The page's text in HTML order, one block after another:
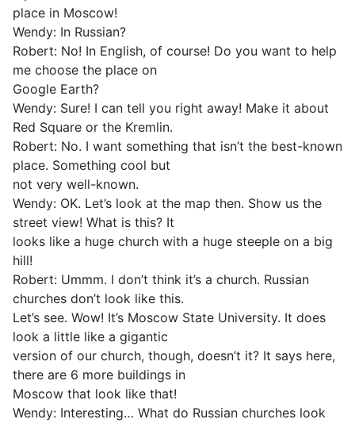
place in Moscow!
Wendy: In Russian?
Robert: No! In English, of course! Do you want to help
me choose the place on
Google Earth?
Wendy: Sure! I can tell you right away! Make it about
Red Square or the Kremlin.
Robert: No. I want something that isn’t the best-known
place. Something cool but
not very well-known.
Wendy: OK. Let’s look at the map then. Show us the
street view! What is this? It
looks like a huge church with a huge steeple on a big
hill!
Robert: Ummm. I don’t think it’s a church. Russian
churches don’t look like this.
Let’s see. Wow! It’s Moscow State University. It does
look a little like a gigantic
version of our church, though, doesn’t it? It says here,
there are 6 more buildings in
Moscow that look like that!
Wendy: Interesting… What do Russian churches look